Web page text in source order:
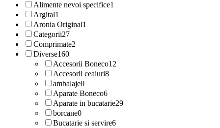
Alimente nevoi specifice1
Argital1
Aronia Original1
Categorii27
Comprimate2
Diverse160
Accesorii Boneco12
Accesorii ceaiuri8
ambalaje0
Aparate Boneco6
Aparate in bucatarie29
borcane0
Bucatarie si servire6